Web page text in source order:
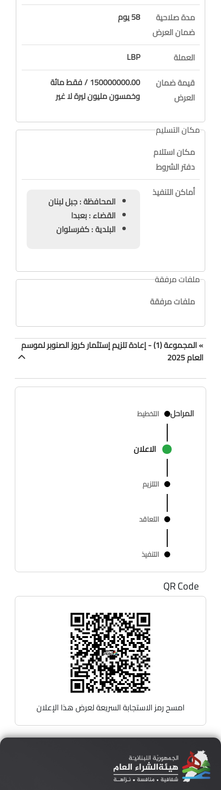
مدة صلاحية
ضمان العرض
58 يوم
العملة
LBP
قيمة ضمان
العرض
150000000.00 / فقط مائة
وخمسون مليون ليرة لا غير
مكان التسليم
مكان استلام
دفتر الشروط
أماكن التنفيذ
المحافظة : جبل لبنان
القضاء : بعبدا
البلدية : كفرسلوان
ملفات مرفقة
ملفات مرفقة
» المجموعة (1) - إعادة تلزيم إستثمار كروز الصنوبر لموسم
العام 2025
المراحل التخطيط
الاعلان
التلزيم
التعاقد
التنفيذ
QR Code
امسح رمز الاستجابة السريعة لعرض هذا الإعلان